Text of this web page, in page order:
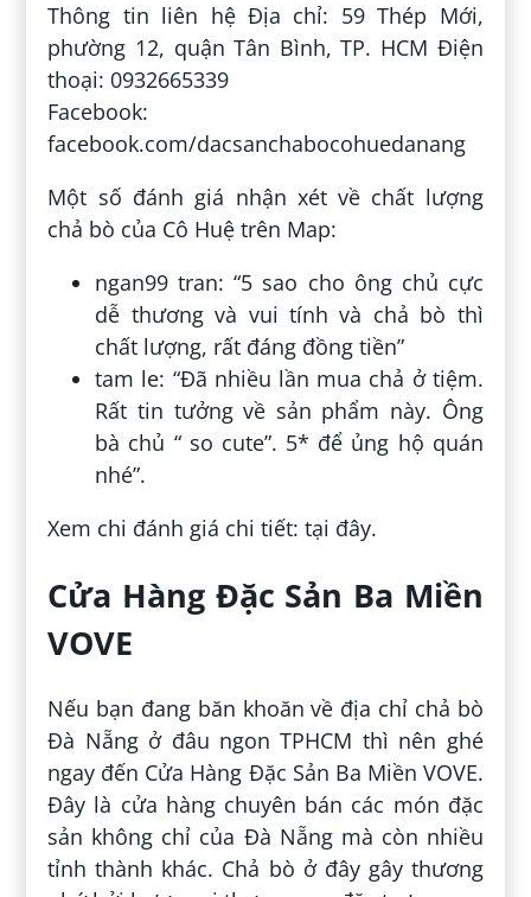
Thông tin liên hệ Địa chỉ: 59 Thép Mới,
phường 12, quận Tân Bình, TP. HCM Điện
thoại: 0932665339
Facebook:
facebook.com/dacsanchabocohuedanang
Một số đánh giá nhận xét về chất lượng
chả bò của Cô Huệ trên Map:
ngan99 tran: “5 sao cho ông chủ cực
dễ thương và vui tính và chả bò thì
chất lượng, rất đáng đồng tiền”
tam le: “Đã nhiều lần mua chả ở tiệm.
Rất tin tưởng về sản phẩm này. Ông
bà chủ “ so cute”. 5* để ủng hộ quán
nhé”.
Xem chi đánh giá chi tiết: tại đây.
Cửa Hàng Đặc Sản Ba Miền
VOVE
Nếu bạn đang băn khoăn về địa chỉ chả bò
Đà Nẵng ở đâu ngon TPHCM thì nên ghé
ngay đến Cửa Hàng Đặc Sản Ba Miền VOVE.
Đây là cửa hàng chuyên bán các món đặc
sản không chỉ của Đà Nẵng mà còn nhiều
tỉnh thành khác. Chả bò ở đây gây thương